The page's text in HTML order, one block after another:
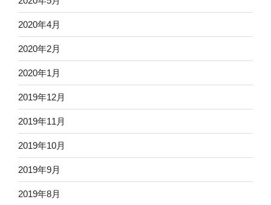
2020年4月
2020年2月
2020年1月
2019年12月
2019年11月
2019年10月
2019年9月
2019年8月